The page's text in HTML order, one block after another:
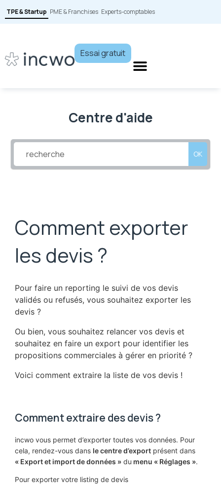
TPE & Startup PME & Franchises Experts-comptables
Essai gratuit
Centre d'aide
OK
Comment exporter
les devis ?
Pour faire un reporting le suivi de vos devis
validés ou refusés, vous souhaitez exporter les
devis ?
Ou bien, vous souhaitez relancer vos devis et
souhaitez en faire un export pour identifier les
propositions commerciales à gérer en priorité ?
Voici comment extraire la liste de vos devis !
Comment extraire des devis ?
incwo vous permet d’exporter toutes vos données. Pour
cela, rendez-vous dans le centre d’export présent dans
« Export et import de données » du menu « Réglages ».
Pour exporter votre listing de devis